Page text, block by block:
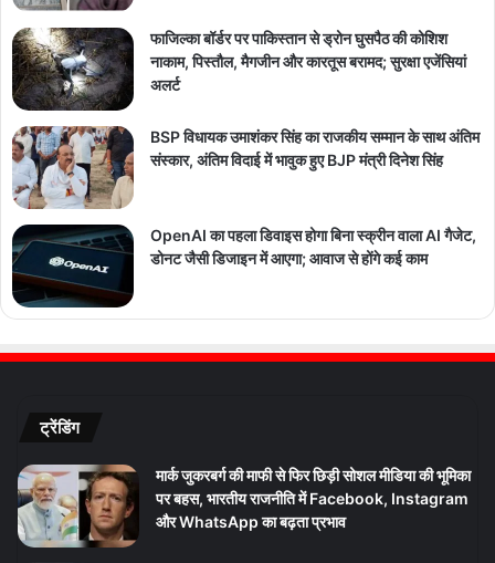
फाजिल्का बॉर्डर पर पाकिस्तान से ड्रोन घुसपैठ की कोशिश
नाकाम, पिस्तौल, मैगजीन और कारतूस बरामद; सुरक्षा एजेंसियां
अलर्ट
BSP विधायक उमाशंकर सिंह का राजकीय सम्मान के साथ अंतिम
संस्कार, अंतिम विदाई में भावुक हुए BJP मंत्री दिनेश सिंह
OpenAI का पहला डिवाइस होगा बिना स्क्रीन वाला AI गैजेट,
डोनट जैसी डिजाइन में आएगा; आवाज से होंगे कई काम
ट्रेंडिंग
मार्क जुकरबर्ग की माफी से फिर छिड़ी सोशल मीडिया की भूमिका
पर बहस, भारतीय राजनीति में Facebook, Instagram
और WhatsApp का बढ़ता प्रभाव